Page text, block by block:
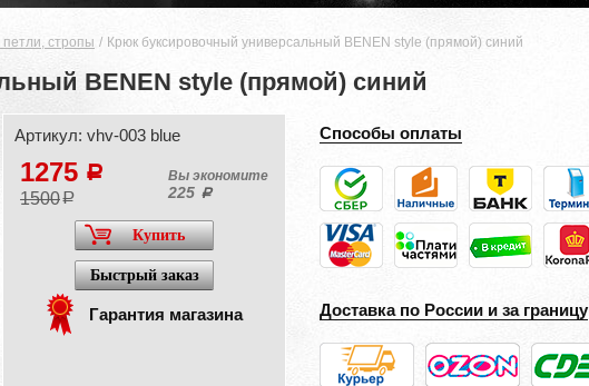
петли, стропы Крюк буксировочный универсальный BENEN style (прямой) синий
BENEN style (прямой) синий
Артикул: vhv-003 blue
Вы экономите
225 a
1275 a
1500a
Купить
Быстрый заказ
Гарантия магазина
Способы оплаты
Доставка по России и за границу